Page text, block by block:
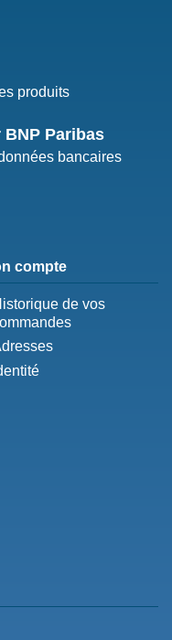
produits
Paribas
bancaires
compte
de vos